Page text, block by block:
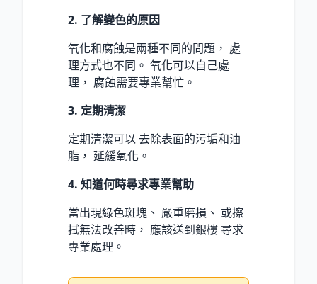
2. 了解變色的原因
氧化和腐蝕是兩種不同的問題， 處
理方式也不同。 氧化可以自己處
理， 腐蝕需要專業幫忙。
3. 定期清潔
定期清潔可以 去除表面的污垢和油
脂， 延緩氧化。
4. 知道何時尋求專業幫助
當出現綠色斑塊、 嚴重磨損、 或擦
拭無法改善時， 應該送到銀樓 尋求
專業處理。